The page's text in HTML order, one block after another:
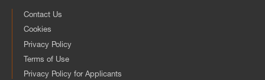
Contact Us
Cookies
Privacy Policy
Terms of Use
Privacy Policy for Applicants